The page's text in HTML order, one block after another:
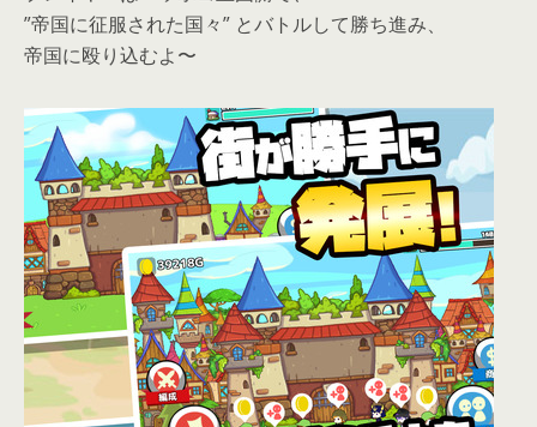
”帝国に征服された国々” とバトルして勝ち進み、
帝国に殴り込むよ〜